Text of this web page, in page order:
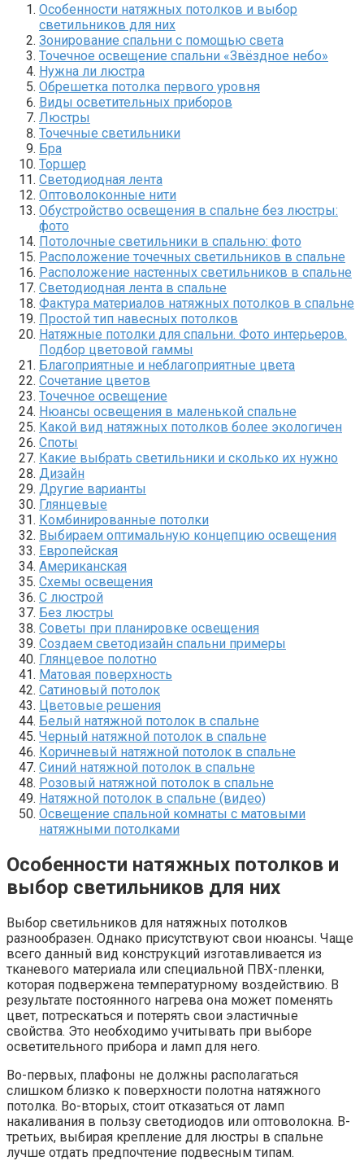
Особенности натяжных потолков и выбор
светильников для них
Зонирование спальни с помощью света
Точечное освещение спальни «Звёздное небо»
Нужна ли люстра
Обрешетка потолка первого уровня
Виды осветительных приборов
Люстры
Точечные светильники
Бра
Торшер
Светодиодная лента
Оптоволоконные нити
Обустройство освещения в спальне без люстры:
фото
Потолочные светильники в спальню: фото
Расположение точечных светильников в спальне
Расположение настенных светильников в спальне
Светодиодная лента в спальне
Фактура материалов натяжных потолков в спальне
Простой тип навесных потолков
Натяжные потолки для спальни. Фото интерьеров.
Подбор цветовой гаммы
Благоприятные и неблагоприятные цвета
Сочетание цветов
Точечное освещение
Нюансы освещения в маленькой спальне
Какой вид натяжных потолков более экологичен
Споты
Какие выбрать светильники и сколько их нужно
Дизайн
Другие варианты
Глянцевые
Комбинированные потолки
Выбираем оптимальную концепцию освещения
Европейская
Американская
Схемы освещения
С люстрой
Без люстры
Советы при планировке освещения
Создаем светодизайн спальни примеры
Глянцевое полотно
Матовая поверхность
Сатиновый потолок
Цветовые решения
Белый натяжной потолок в спальне
Черный натяжной потолок в спальне
Коричневый натяжной потолок в спальне
Синий натяжной потолок в спальне
Розовый натяжной потолок в спальне
Натяжной потолок в спальне (видео)
Освещение спальной комнаты с матовыми
натяжными потолками
Особенности натяжных потолков и
выбор светильников для них
Выбор светильников для натяжных потолков
разнообразен. Однако присутствуют свои нюансы. Чаще
всего данный вид конструкций изготавливается из
тканевого материала или специальной ПВХ-пленки,
которая подвержена температурному воздействию. В
результате постоянного нагрева она может поменять
цвет, потрескаться и потерять свои эластичные
свойства. Это необходимо учитывать при выборе
осветительного прибора и ламп для него.
Во-первых, плафоны не должны располагаться
слишком близко к поверхности полотна натяжного
потолка. Во-вторых, стоит отказаться от ламп
накаливания в пользу светодиодов или оптоволокна. В-
третьих, выбирая крепление для люстры в спальне
лучше отдать предпочтение подвесным типам.